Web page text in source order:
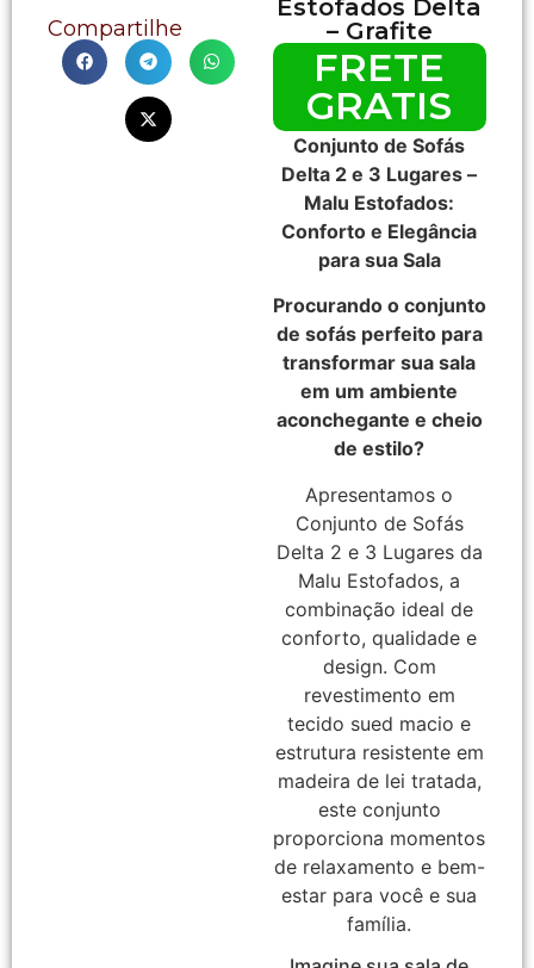
Compartilhe
Estofados Delta
– Grafite
FRETE
GRATIS
Conjunto de Sofás
Delta 2 e 3 Lugares –
Malu Estofados:
Conforto e Elegância
para sua Sala
Procurando o conjunto
de sofás perfeito para
transformar sua sala
em um ambiente
aconchegante e cheio
de estilo?
Apresentamos o
Conjunto de Sofás
Delta 2 e 3 Lugares da
Malu Estofados, a
combinação ideal de
conforto, qualidade e
design. Com
revestimento em
tecido sued macio e
estrutura resistente em
madeira de lei tratada,
este conjunto
proporciona momentos
de relaxamento e bem-
estar para você e sua
família.